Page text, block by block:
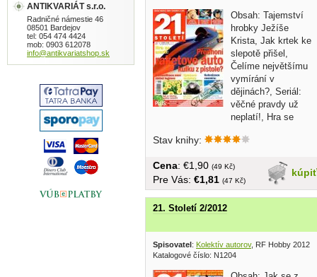
Obsah: Tajemství
hrobky Ježíše
Krista, Jak krtek ke
slepotě přišel,
Čelíme největšímu
vymírání v
dějinách?, Seriál:
věčné pravdy už
neplatí!, Hra se
Stav knihy:
kúpiť
Cena: €1,90 (49 Kč)
Pre Vás: €1,81 (47 Kč)
21. Století 2/2012
Spisovatel: Kolektív autorov, RF Hobby 2012
Katalogové číslo: N1204
ANTIKVARIÁT s.r.o.
Radničné námestie 46
08501 Bardejov
tel: 054 474 4424
mob: 0903 612078
info@antikvariatshop.sk